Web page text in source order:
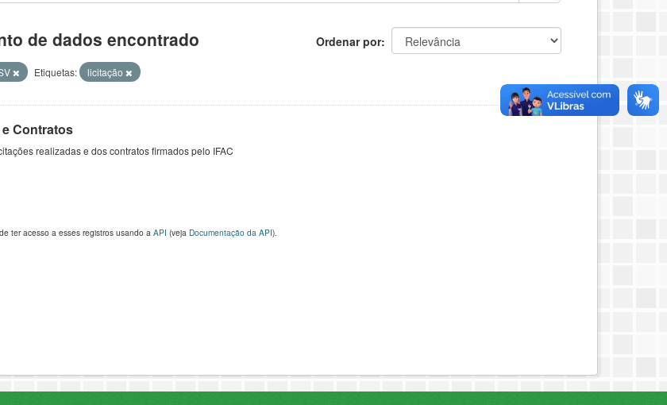
Ordenar por
de dados encontrado
Etiquetas: licitação
Contratos
realizadas e dos contratos firmados pelo IFAC
ter acesso a esses registros usando a API (veja Documentação da API).